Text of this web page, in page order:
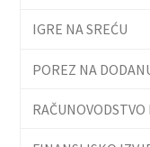
IGRE NA SREĆU
POREZ NA